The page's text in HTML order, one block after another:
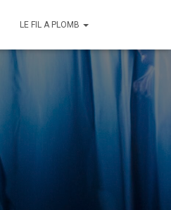
LE FIL A PLOMB